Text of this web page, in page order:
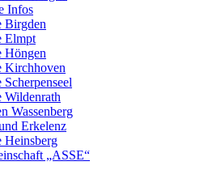
Infos
Birgden
Elmpt
Höngen
Kirchhoven
Scherpenseel
Wildenrath
Wassenberg
Erkelenz
Heinsberg
„ASSE“